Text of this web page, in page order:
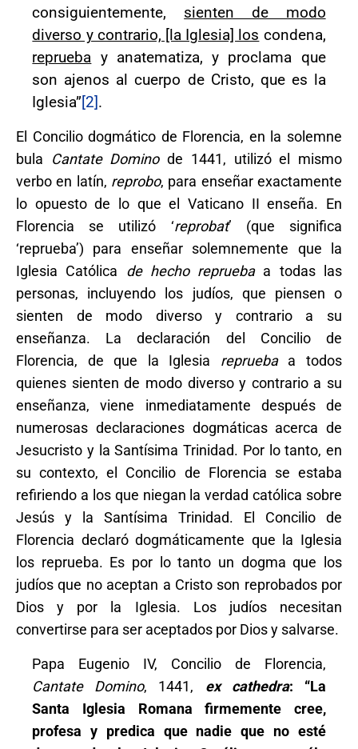
consiguientemente, sienten de modo
diverso y contrario, [la Iglesia] los condena,
reprueba y anatematiza, y proclama que
son ajenos al cuerpo de Cristo, que es la
Iglesia”[2].
El Concilio dogmático de Florencia, en la solemne
bula
Cantate Dominode 1441, utilizó el mismo
verbo en latín, reprobo, para enseñar exactamente
lo opuesto de lo que el Vaticano II enseña. En
Florencia se utilizó ‘reprobat’ (que significa
‘reprueba’) para enseñar solemnemente que la
Iglesia Católica de hecho repruebaa todas las
personas, incluyendo los judíos, que piensen o
sienten de modo diverso y contrario a su
enseñanza. La declaración del Concilio de
Florencia, de que la Iglesia reprueba a todos
quienes sienten de modo diverso y contrario a su
enseñanza, viene inmediatamente después de
numerosas declaraciones dogmáticas acerca de
Jesucristo y la Santísima Trinidad. Por lo tanto, en
su contexto, el Concilio de Florencia se estaba
refiriendo a los que niegan la verdad católica sobre
Jesús y la Santísima Trinidad. El Concilio de
Florencia declaró dogmáticamente que la Iglesia
los reprueba. Es por lo tanto un dogma que los
judíos que no aceptan a Cristo son reprobados por
Dios y por la Iglesia. Los judíos necesitan
convertirse para ser aceptados por Dios y salvarse.
Papa Eugenio IV, Concilio de Florencia,
Cantate Domino, 1441, ex cathedra: “La
Santa Iglesia Romana firmemente cree,
profesa y predica que nadie que no esté